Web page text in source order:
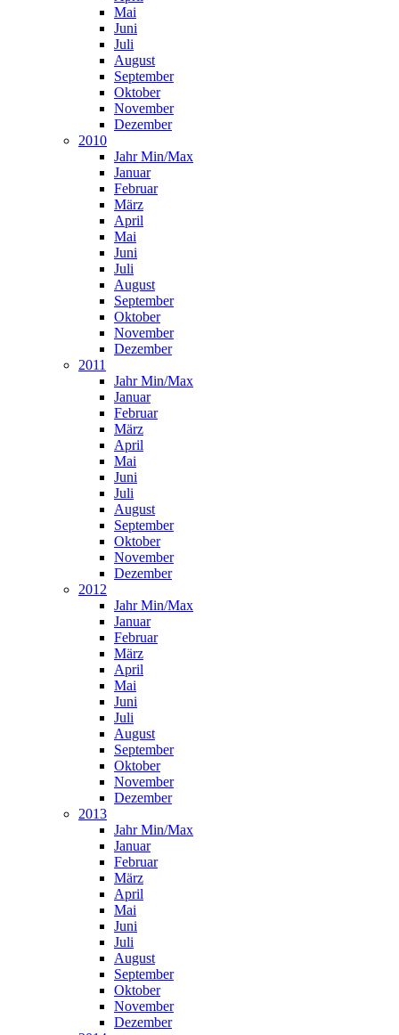
Mai
Juni
Juli
August
September
Oktober
November
Dezember
2010
Jahr Min/Max
Januar
Februar
März
April
Mai
Juni
Juli
August
September
Oktober
November
Dezember
2011
Jahr Min/Max
Januar
Februar
März
April
Mai
Juni
Juli
August
September
Oktober
November
Dezember
2012
Jahr Min/Max
Januar
Februar
März
April
Mai
Juni
Juli
August
September
Oktober
November
Dezember
2013
Jahr Min/Max
Januar
Februar
März
April
Mai
Juni
Juli
August
September
Oktober
November
Dezember